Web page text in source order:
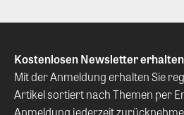
Kostenlosen Newsletter erhalten
Mit der Anmeldung erhalten Sie
Artikel sortiert nach Themen per
Anmeldung jederzeit